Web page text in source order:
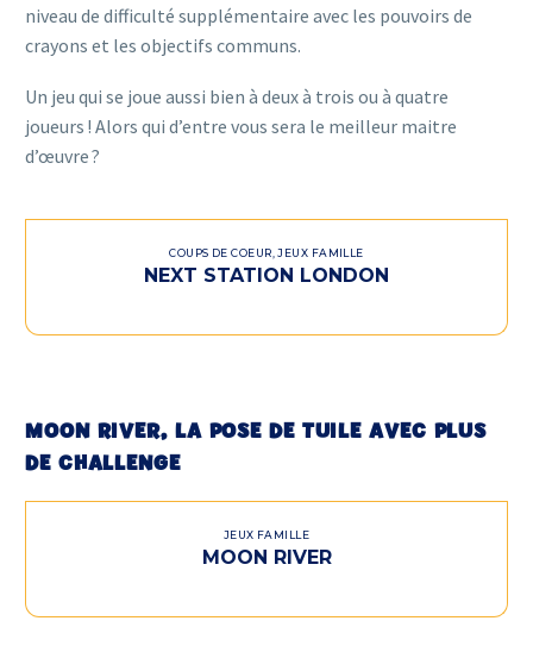
niveau de difficulté supplémentaire avec les pouvoirs de
crayons et les objectifs communs.
Un jeu qui se joue aussi bien à deux à trois ou à quatre
joueurs ! Alors qui d’entre vous sera le meilleur maitre
d’œuvre ?
COUPS DE COEUR ,JEUX FAMILLE
NEXT STATION LONDON
MOON RIVER, LA POSE DE TUILE AVEC PLUS
DE CHALLENGE
JEUX FAMILLE
MOON RIVER